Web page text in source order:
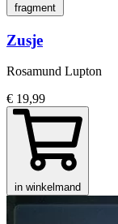
fragment
Zusje
Rosamund Lupton
€ 19,99
in winkelmand